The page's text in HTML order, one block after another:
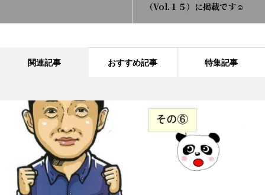
（Vol.１５）に掲載です☺
関連記事 おすすめ記事 特集記事